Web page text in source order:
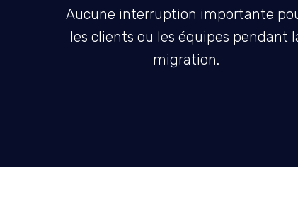
Aucune interruption importante
les clients ou les équipes pendant
migration.